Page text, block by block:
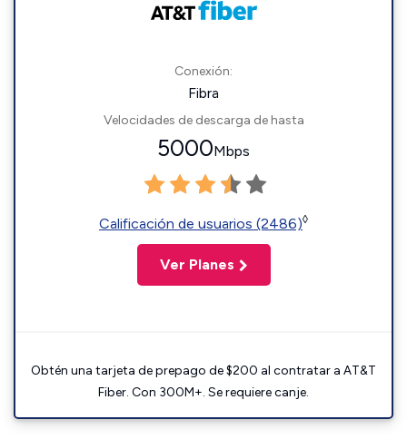
Conexión:
Fibra
Velocidades de descarga de hasta
5000Mbps
Calificación de usuarios (2486)◊
Ver Planes
Obtén una tarjeta de prepago de $200 al contratar a AT&T
Fiber. Con 300M+. Se requiere canje.